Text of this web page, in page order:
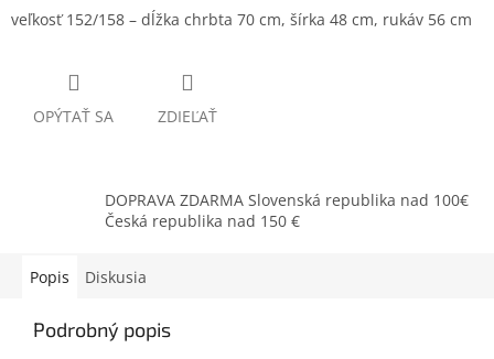
veľkosť 152/158 – dĺžka chrbta 70 cm, šírka 48 cm, rukáv 56 cm
OPÝTAŤ SA ZDIEĽAŤ
DOPRAVA ZDARMA Slovenská republika nad 100€
Česká republika nad 150 €
Popis Diskusia
Podrobný popis